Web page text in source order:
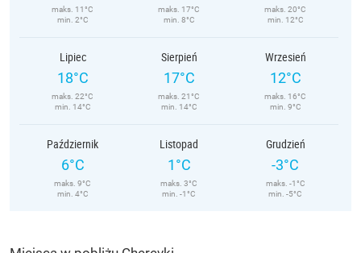
maks. 11°C
min. 2°C
maks. 17°C
min. 8°C
maks. 20°C
min. 12°C
Lipiec
18°C
maks. 22°C
min. 14°C
Sierpień
17°C
maks. 21°C
min. 14°C
Wrzesień
12°C
maks. 16°C
min. 9°C
Październik
6°C
maks. 9°C
min. 4°C
Listopad
1°C
maks. 3°C
min. -1°C
Grudzień
-3°C
maks. -1°C
min. -5°C